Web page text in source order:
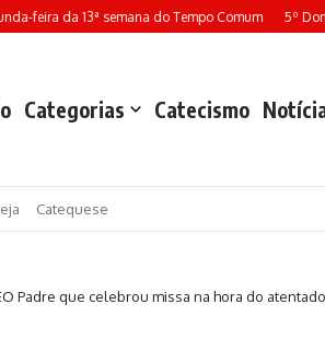
feira da 13ª semana do Tempo Comum 5º
Categorias Catecismo
Catequese
Padre que celebrou missa na hora do